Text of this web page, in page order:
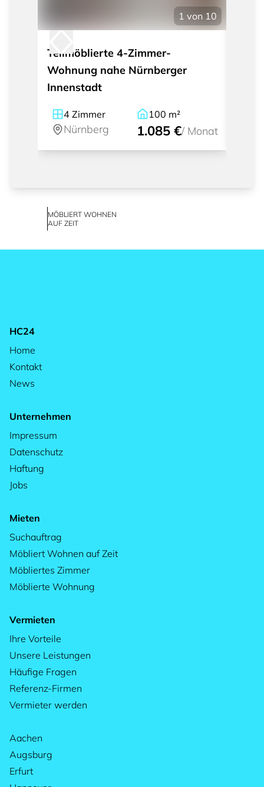
1 von 10
Teilmöblierte 4-Zimmer-
Wohnung nahe Nürnberger
Innenstadt
4 Zimmer
Nürnberg
100 m²
1.085 €/ Monat
MÖBLIERT WOHNEN
AUF ZEIT
HC24
Home
Kontakt
News
Unternehmen
Impressum
Datenschutz
Haftung
Jobs
Mieten
Suchauftrag
Möbliert Wohnen auf Zeit
Möbliertes Zimmer
Möblierte Wohnung
Vermieten
Ihre Vorteile
Unsere Leistungen
Häufige Fragen
Referenz-Firmen
Vermieter werden
Aachen
Augsburg
Erfurt